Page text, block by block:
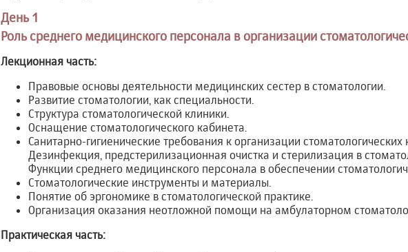
День 1
Роль среднего медицинского персонала в организации
Лекционная часть:
Правовые основы деятельности медицинских сестер в стоматологии.
Развитие стоматологии, как специальности.
Структура стоматологической клиники.
Оснащение стоматологического кабинета.
Санитарно-гигиенические требования к организации стоматологических
Дезинфекция, предстерилизационная очистка и стерилизация в
Функции среднего медицинского персонала в обеспечении
Стоматологические инструменты и материалы.
Понятие об эргономике в стоматологической практике.
Организация оказания неотложной помощи на амбулаторном
Практическая часть: